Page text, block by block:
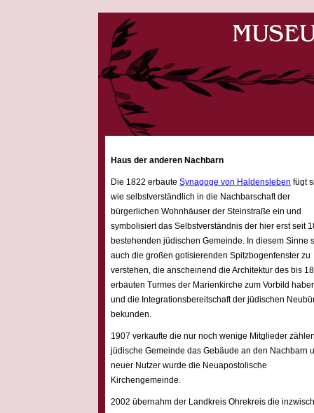
Haus der anderen Nachbarn
Die 1822 erbaute Synagoge von Haldensleben fügt
wie selbstverständlich in die Nachbarschaft der
bürgerlichen Wohnhäuser der Steinstraße ein und
symbolisiert das Selbstverständnis der hier erst seit
bestehenden jüdischen Gemeinde. In diesem Sinne
auch die großen gotisierenden Spitzbogenfenster zu
verstehen, die anscheinend die Architektur des bis
erbauten Turmes der Marienkirche zum Vorbild
und die Integrationsbereitschaft der jüdischen
bekunden.
1907 verkaufte die nur noch wenige Mitglieder
jüdische Gemeinde das Gebäude an den Nachbarn
neuer Nutzer wurde die Neuapostolische
Kirchengemeinde.
2002 übernahm der Landkreis Ohrekreis die